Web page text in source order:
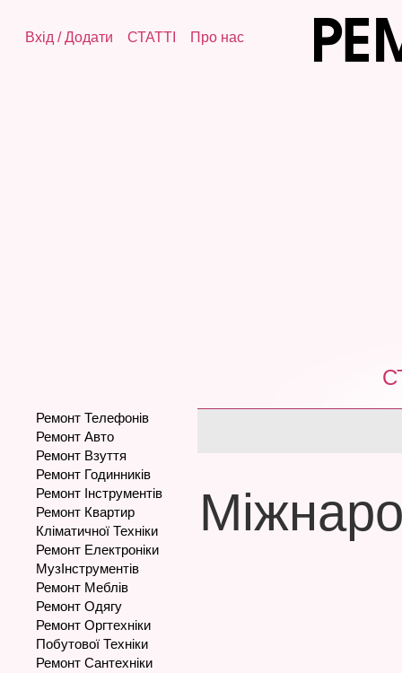
Вхід /Додати СТАТТІ Про нас
Ремонт Телефонів
Ремонт Авто
Ремонт Взуття
Ремонт Годинників
Ремонт Інструментів
Ремонт Квартир
Кліматичної Техніки
Ремонт Електроніки
МузІнструментів
Ремонт Меблів
Ремонт Одягу
Ремонт Оргтехніки
Побутової Техніки
Ремонт Сантехніки